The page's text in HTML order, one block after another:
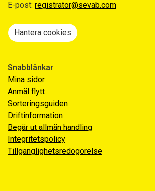
E-post: registrator@sevab.com
Hantera cookies
Snabblänkar
Mina sidor
Anmäl flytt
Sorteringsguiden
Driftinformation
Begär ut allmän handling
Integritetspolicy
Tillgänglighetsredogörelse